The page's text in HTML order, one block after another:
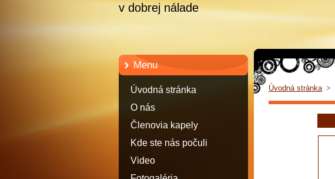
v dobrej nálade
Menu
Úvodná stránka
O nás
Členovia kapely
Kde ste nás počuli
Video
Úvodná stránka >